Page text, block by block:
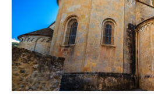
della prima arte romanica